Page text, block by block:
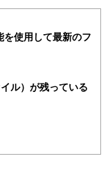
を使用して最新のフ
ル）が残っている